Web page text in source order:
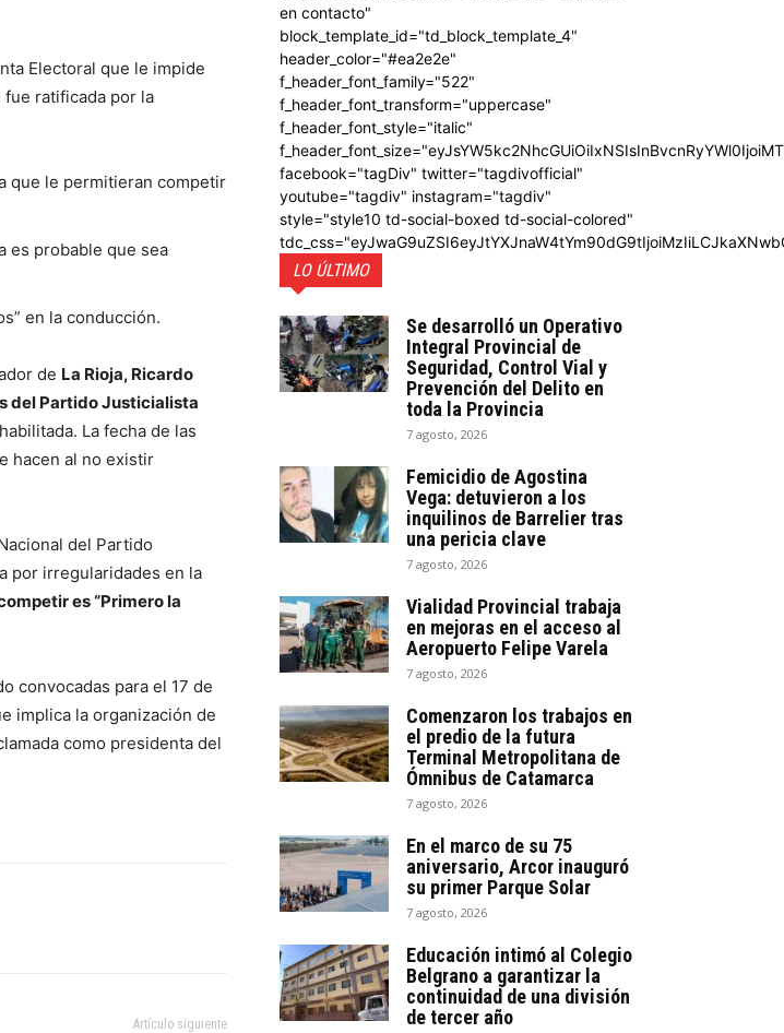
Electoral que le impide
ratificada por la
que le permitieran competir
es probable que sea
en la conducción.
de La Rioja, Ricardo
del Partido Justicialista
La fecha de las
hacen al no existir
del Partido
por irregularidades en la
es “Primero la
convocadas para el 17 de
implica la organización de
como presidenta del
Artículo siguiente
en contacto"
block_template_id="td_block_template_4"
header_color="#ea2e2e"
f_header_font_family="522"
f_header_font_transform="uppercase"
f_header_font_style="italic"
facebook="tagDiv" twitter="tagdivofficial"
youtube="tagdiv" instagram="tagdiv"
style="style10 td-social-boxed td-social-colored"
LO ÚLTIMO
Se desarrolló un Operativo
Integral Provincial de
Seguridad, Control Vial y
Prevención del Delito en
toda la Provincia
7 agosto, 2026
Femicidio de Agostina
Vega: detuvieron a los
inquilinos de Barrelier tras
una pericia clave
7 agosto, 2026
Vialidad Provincial trabaja
en mejoras en el acceso al
Aeropuerto Felipe Varela
7 agosto, 2026
Comenzaron los trabajos en
el predio de la futura
Terminal Metropolitana de
Ómnibus de Catamarca
7 agosto, 2026
En el marco de su 75
aniversario, Arcor inauguró
su primer Parque Solar
7 agosto, 2026
Educación intimó al Colegio
Belgrano a garantizar la
continuidad de una división
de tercer año